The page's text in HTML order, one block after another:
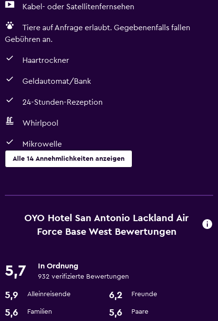
Kabel- oder Satellitenfernsehen
Tiere auf Anfrage erlaubt. Gegebenenfalls fallen
Gebühren an.
Haartrockner
Geldautomat/Bank
24-Stunden-Rezeption
Whirlpool
Mikrowelle
Alle 14 Annehmlichkeiten anzeigen
Restaurant
Kühlschrank
Nichtraucherzimmer vorhanden
an.
OYO Hotel San Antonio Lackland Air
Force Base West Bewertungen
5,7 In Ordnung
932 verifizierte Bewertungen
5,9 Alleinreisende 6,2 Freunde
5,6 Familien 5,6 Paare